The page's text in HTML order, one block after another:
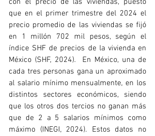
con el precio de las viviendas, puesto
que en el primer trimestre del 2024 el
precio promedio de las viviendas se fijó
en 1 millón 702 mil pesos, según el
índice SHF de precios de la vivienda en
México (SHF, 2024).  En México, una de
cada tres personas gana un aproximado
al salario mínimo mensualmente, en los
distintos sectores económicos, siendo
que los otros dos tercios no ganan más
que de 2 a 5 salarios mínimos como
máximo (INEGI, 2024). Estos datos no